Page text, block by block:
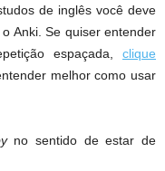
de inglês você deve
Anki. Se quiser entender
espaçada, clique
melhor como usar
no sentido de estar de